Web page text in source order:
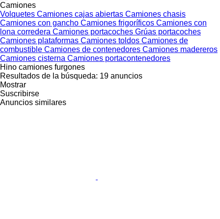
Camiones
Volquetes Camiones cajas abiertas Camiones chasis
Camiones con gancho Camiones frigoríficos Camiones con
lona corredera Camiones portacoches Grúas portacoches
Camiones plataformas Camiones toldos Camiones de
combustible Camiones de contenedores Camiones madereros
Camiones cisterna Camiones portacontenedores
Hino camiones furgones
Resultados de la búsqueda: 19 anuncios
Mostrar
Suscribirse
Anuncios similares